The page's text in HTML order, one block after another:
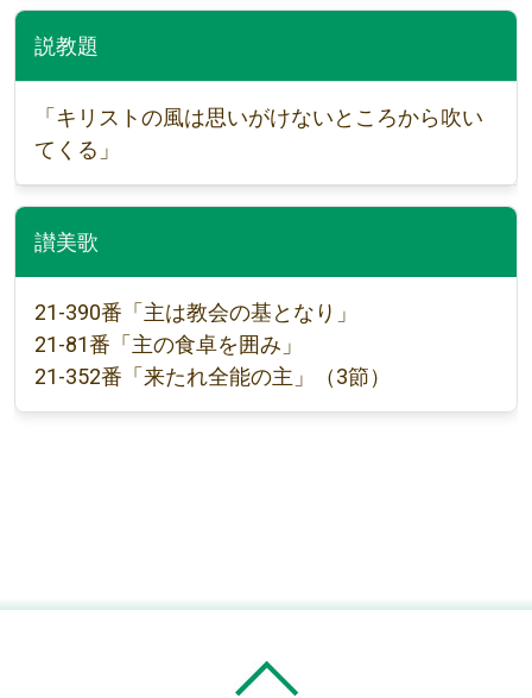
説教題
「キリストの風は思いがけないところから吹い
てくる」
讃美歌
21-390番「主は教会の基となり」
21-81番「主の食卓を囲み」
21-352番「来たれ全能の主」（3節）